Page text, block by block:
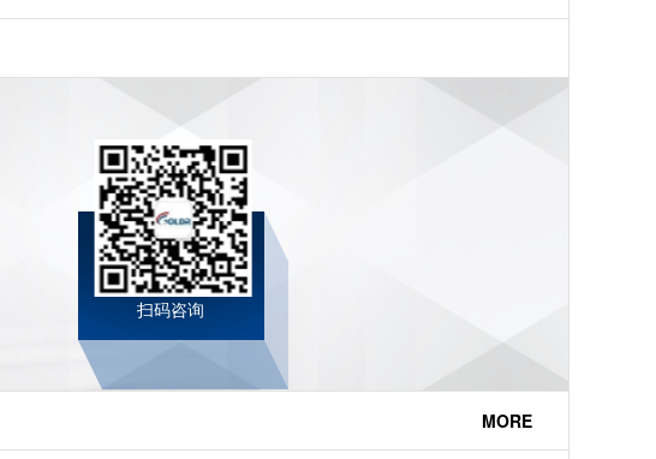
扫码咨询
MORE